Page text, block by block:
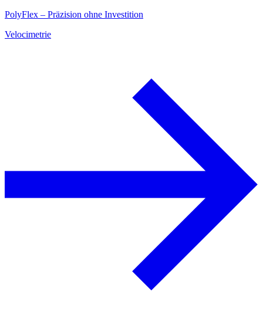
PolyFlex – Präzision ohne Investition
Velocimetrie